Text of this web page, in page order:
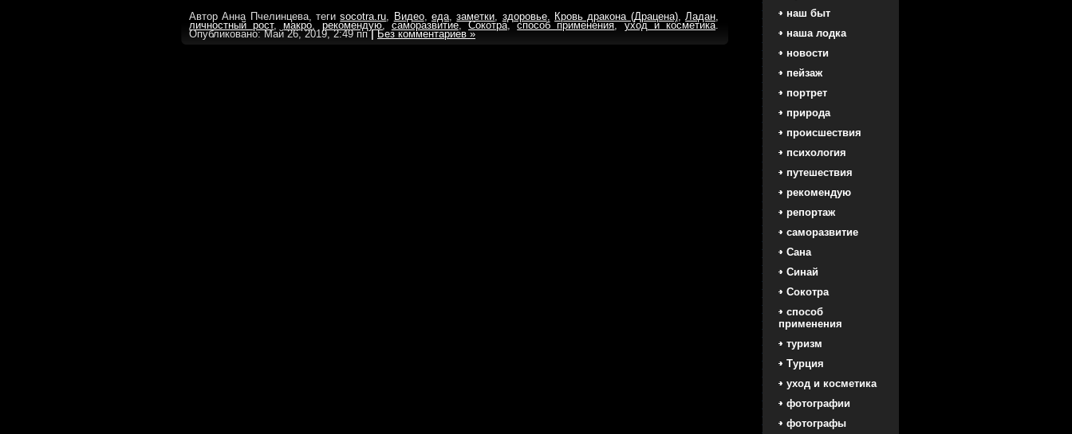
наш быт
наша лодка
новости
пейзаж
портрет
природа
происшествия
психология
путешествия
рекомендую
репортаж
саморазвитие
Сана
Синай
Сокотра
способ
применения
туризм
Турция
уход и косметика
фотографии
фотографы
Автор Анна Пчелинцева, тегиsocotra.ru, Видео,еда,заметки, здоровье, Кровь дракона (Драцена),Ладан,
личностный рост,макро, рекомендую, саморазвитие,Сокотра,способ применения,уход и косметика.
Опубликовано: Май 26, 2019, 2:49 пп| Без комментариев »